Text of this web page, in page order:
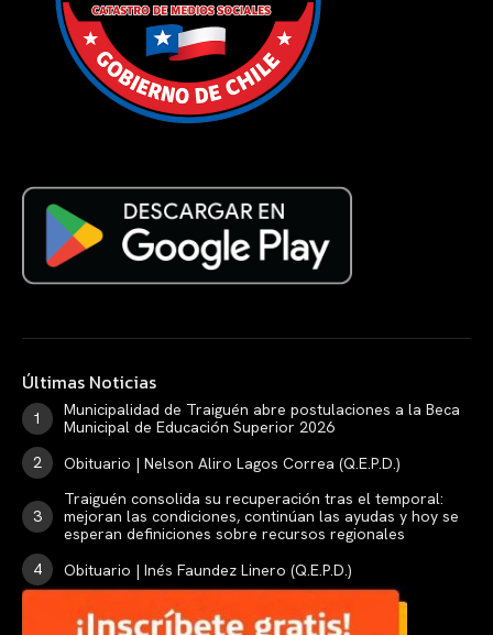
Últimas Noticias
Municipalidad de Traiguén abre postulaciones a la Beca
Municipal de Educación Superior 2026
Obituario | Nelson Aliro Lagos Correa (Q.E.P.D.)
Traiguén consolida su recuperación tras el temporal:
mejoran las condiciones, continúan las ayudas y hoy se
esperan definiciones sobre recursos regionales
Obituario | Inés Faundez Linero (Q.E.P.D.)